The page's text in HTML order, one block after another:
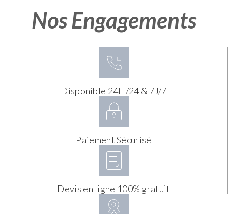
Nos Engagements
Disponible 24H/24 & 7J/7
Paiement Sécurisé
Devis en ligne 100% gratuit